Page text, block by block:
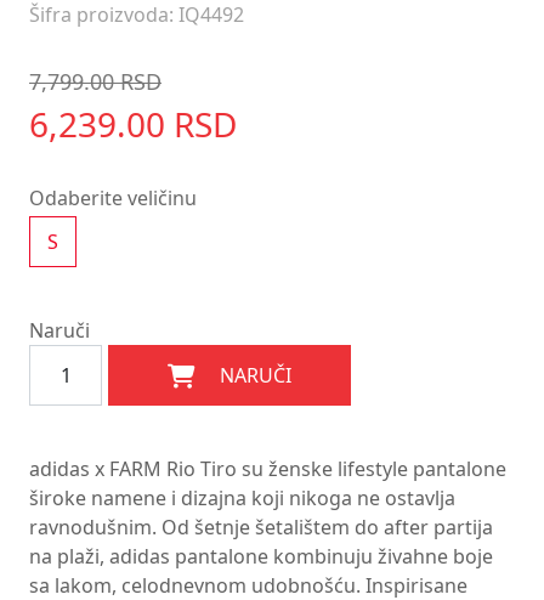
Šifra proizvoda: IQ4492
7,799.00 RSD
6,239.00 RSD
Odaberite veličinu
S
Naruči
NARUČI
adidas x FARM Rio Tiro su ženske lifestyle pantalone
široke namene i dizajna koji nikoga ne ostavlja
ravnodušnim. Od šetnje šetalištem do after partija
na plaži, adidas pantalone kombinuju živahne boje
sa lakom, celodnevnom udobnošću. Inspirisane